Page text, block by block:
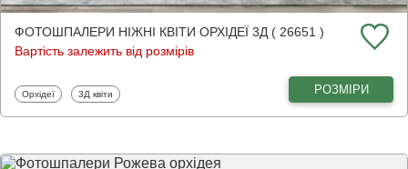
ФОТОШПАЛЕРИ НІЖНІ КВІТИ ОРХІДЕЇ 3Д ( 26651 )
Вартість залежить від розмірів
Фотошпалери
Орхідеї Фотошпалери
3Д квіти РОЗМІРИ